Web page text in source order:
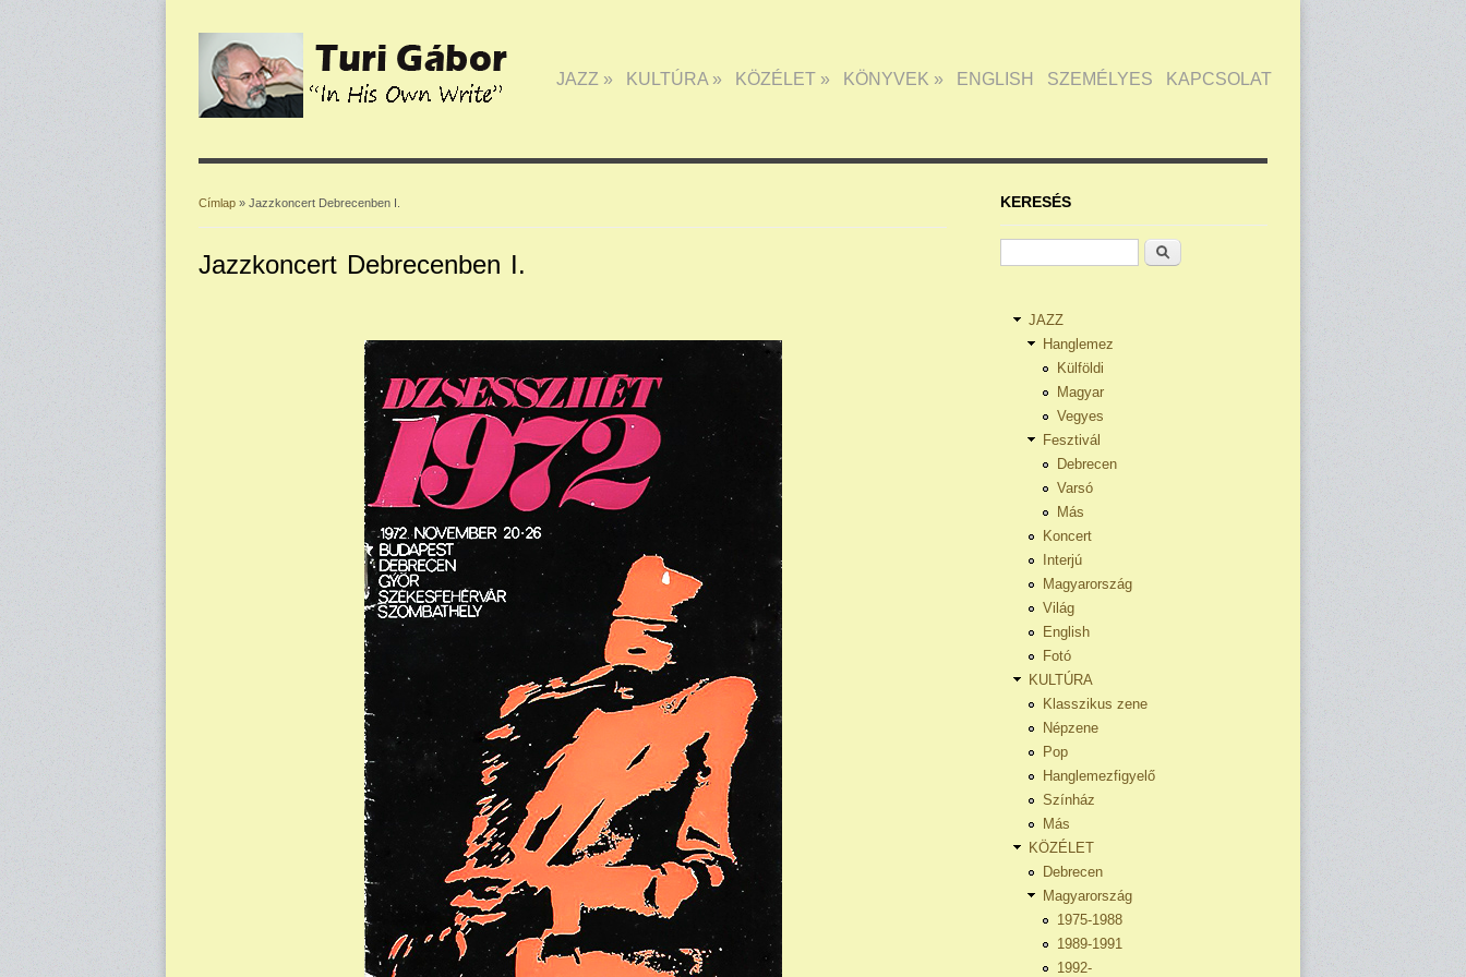
JAZZ » KULTÚRA » KÖZÉLET » KÖNYVEK » ENGLISH SZEMÉLYES KAPCSOLAT
Címlap » Jazzkoncert Debrecenben I.
Jazzkoncert Debrecenben I.
KERESÉS
Keresés
JAZZ
Hanglemez
Külföldi
Magyar
Vegyes
Fesztivál
Debrecen
Varsó
Más
Koncert
Interjú
Magyarország
Világ
English
Fotó
KULTÚRA
Klasszikus zene
Népzene
Pop
Hanglemezfigyelő
Színház
Más
KÖZÉLET
Debrecen
Magyarország
1975-1988
1989-1991
1992-